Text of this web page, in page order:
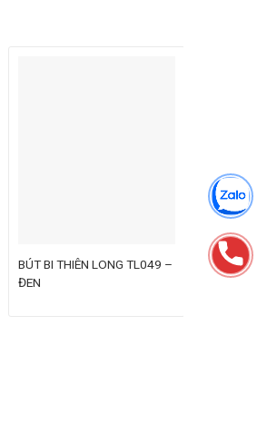
BÚT BI THIÊN LONG TL049 –
ĐEN
BÚT BI
ĐỎ